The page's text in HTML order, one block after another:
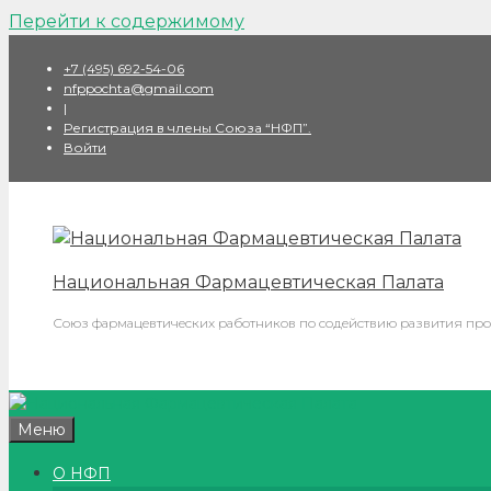
Перейти к содержимому
+7 (495) 692-54-06
nfppochta@gmail.com
|
Регистрация в члены Союза “НФП”.
Войти
Национальная Фармацевтическая Палата
Союз фармацевтических работников по содействию развития
Меню
О НФП